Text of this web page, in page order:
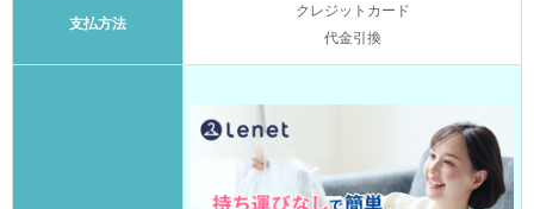
支払方法
クレジットカード
代金引換